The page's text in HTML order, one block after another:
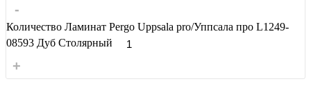
-
Количество Ламинат Pergo Uppsala pro/Уппсала про L1249-
08593 Дуб Столярный
+